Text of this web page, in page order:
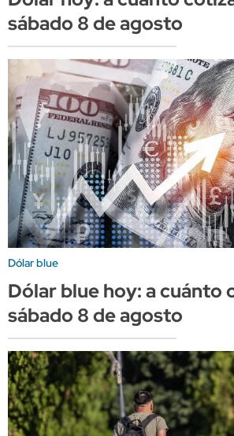
sábado 8 de agosto
Dólar blue
Dólar blue hoy: a cuánto
sábado 8 de agosto